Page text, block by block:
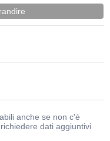
anche se non c'è
dati aggiuntivi